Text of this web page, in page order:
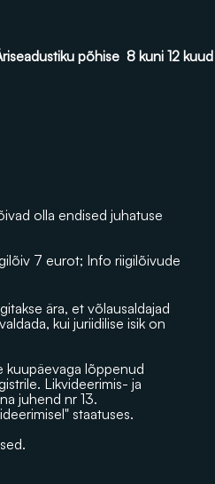
põhise  8 kuni 12 kuud
olla endised juhatuse
7 eurot; Info riigilõivude
ära, et võlausaldajad
kui juriidilise isik on
kuupäevaga lõppenud
Likvideerimis- ja
juhend nr 13.
staatuses.